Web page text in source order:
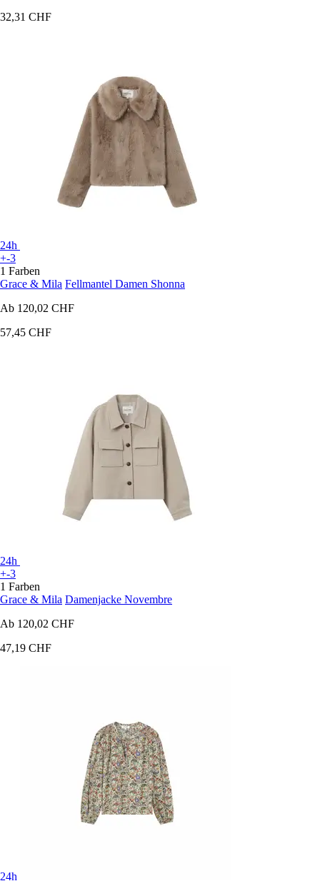
32,31 CHF
24h
+-3
1 Farben
Grace & Mila Fellmantel Damen Shonna
Ab 120,02 CHF
57,45 CHF
24h
+-3
1 Farben
Grace & Mila Damenjacke Novembre
Ab 120,02 CHF
47,19 CHF
24h